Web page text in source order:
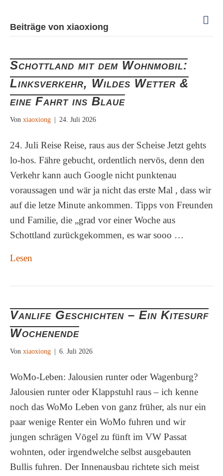
v
Beiträge von xiaoxiong
Schottland mit dem Wohnmobil:
Linksverkehr, Wildes Wetter &
eine Fahrt ins Blaue
Von xiaoxiong 24. Juli 2026
24. Juli Reise Reise, raus aus der Scheise Jetzt gehts
lo-hos. Fähre gebucht, ordentlich nervös, denn den
Verkehr kann auch Google nicht punktenau
voraussagen und wär ja nicht das erste Mal , dass wir
auf die letze Minute ankommen. Tipps von Freunden
und Familie, die „grad vor einer Woche aus
Schottland zurückgekommen, es war sooo …
Lesen
Vanlife Geschichten – Ein Kitesurf
Wochenende
Von xiaoxiong 6. Juli 2026
WoMo-Leben: Jalousien runter oder Wagenburg?
Jalousien runter oder Klappstuhl raus – ich kenne
noch das WoMo Leben von ganz früher, als nur ein
paar wenige Renter ein WoMo fuhren und wir
jungen schrägen Vögel zu fünft im VW Passat
wohnten, oder irgendwelche selbst ausgebauten
Bullis fuhren. Der Innenausbau richtete sich meist